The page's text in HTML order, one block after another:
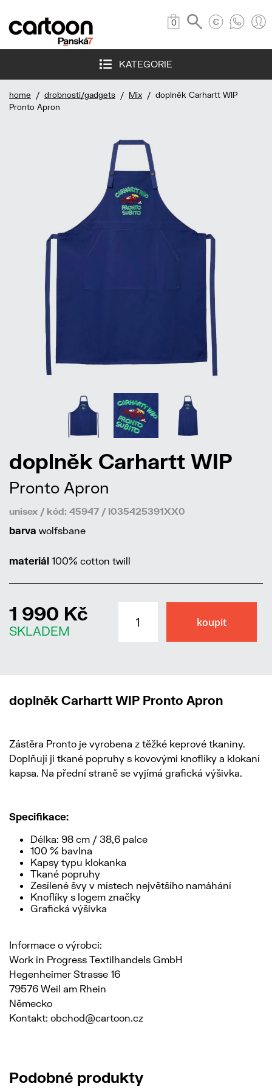
0
KATEGORIE
home / drobnosti/gadgets / Mix / doplněk Carhartt WIP
Pronto Apron
doplněk Carhartt WIP
Pronto Apron
unisex / kód: 45947 / I035425391XX0
barva wolfsbane
materiál 100% cotton twill
1 990 Kč
SKLADEM
doplněk Carhartt WIP Pronto Apron
Zástěra Pronto je vyrobena z těžké keprové tkaniny.
Doplňují ji tkané popruhy s kovovými knoflíky a klokaní
kapsa. Na přední straně se vyjímá grafická výšivka.
Specifikace:
Délka: 98 cm / 38,6 palce
100 % bavlna
Kapsy typu klokanka
Tkané popruhy
Zesílené švy v místech největšího namáhání
Knoflíky s logem značky
Grafická výšivka
Informace o výrobci:
Work in Progress Textilhandels GmbH
Hegenheimer Strasse 16
79576 Weil am Rhein
Německo
Kontakt: obchod@cartoon.cz
Podobné produkty